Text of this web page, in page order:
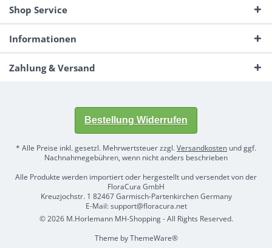
Shop Service
Informationen
Zahlung & Versand
Bestellung Widerrufen
* Alle Preise inkl. gesetzl. Mehrwertsteuer zzgl.Versandkosten und ggf.
Nachnahmegebühren, wenn nicht anders beschrieben
Alle Produkte werden importiert oder hergestellt und versendet von der
FloraCura GmbH
Kreuzjochstr. 1 82467 Garmisch-Partenkirchen Germany
E-Mail: support@floracura.net
© 2026 M.Horlemann MH-Shopping - All Rights Reserved.
Theme byThemeWare®